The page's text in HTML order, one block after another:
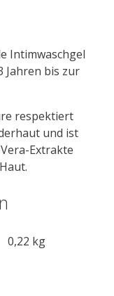
Intimwaschgel
Jahren bis zur
respektiert
und ist
Extrakte
0,22 kg